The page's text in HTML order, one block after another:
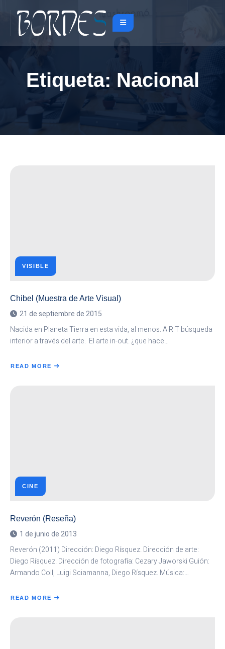
Etiqueta: Nacional
VISIBLE
Chibel (Muestra de Arte Visual)
21 de septiembre de 2015
Nacida en Planeta Tierra en esta vida, al menos. A R T búsqueda
interior a través del arte. El arte in-out. ¿que hace…
READ MORE
ABOUT
CINE
Reverón (Reseña)
1 de junio de 2013
Reverón (2011) Dirección: Diego Rísquez. Dirección de arte:
Diego Rísquez. Dirección de fotografía: Cezary Jaworski Guión:
Armando Coll, Luigi Sciamanna, Diego Rísquez. Música:…
READ MORE
ABOUT